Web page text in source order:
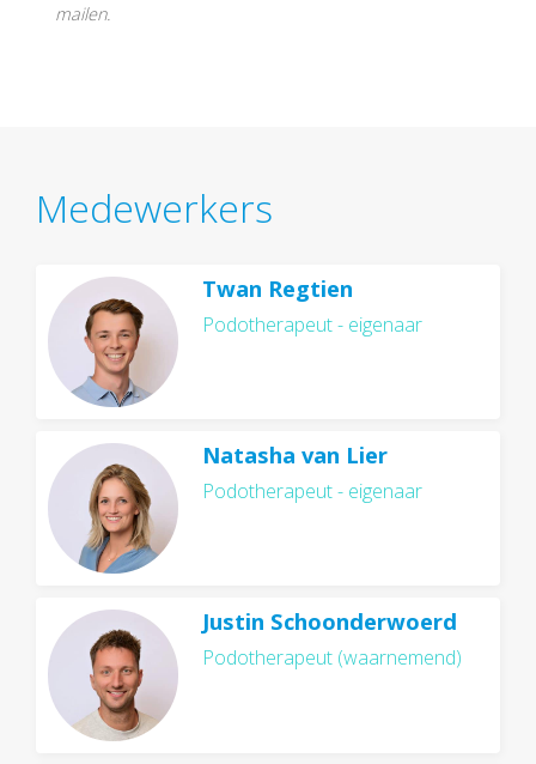
mailen.
Medewerkers
Twan Regtien
Podotherapeut - eigenaar
Natasha van Lier
Podotherapeut - eigenaar
Justin Schoonderwoerd
Podotherapeut (waarnemend)